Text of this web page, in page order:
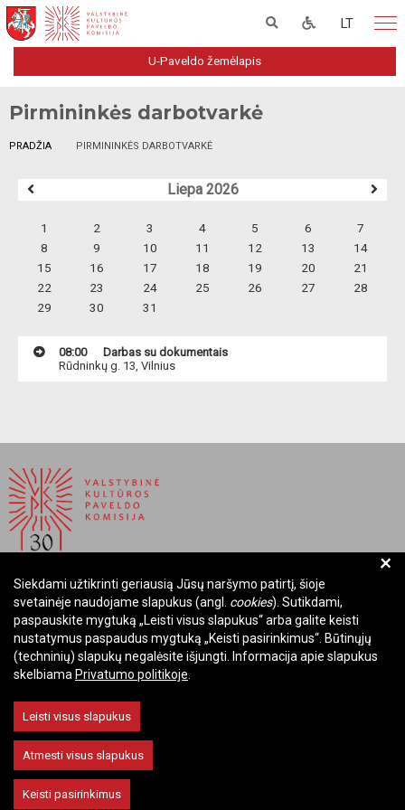
LT
U-Paveldo žemėlapis
Pirmininkės darbotvarkė
PRADŽIA PIRMININKĖS DARBOTVARKĖ
Liepa 2026
1 2 3 4 5 6
7
8
9 10 11 12 13
14
15
16 17 18 19 20
21
22
23 24 25 26 27
28
29
30 31
08:00
Darbas su dokumentais
Rūdninkų g. 13, Vilnius
BIUDŽETINĖ ĮSTAIGA LIETUVOS RESPUBLIKOS
VALSTYBINĖ KULTŪROS PAVELDO KOMISIJA
Įmonės kodas: Juridinių asmenų registre 288700520
Adresas: Rūdninkų g. 13, 01135 Vilnius
El. paštas: komisija@vkpk.lt
BENDRAUKIME
+
Siekdami užtikrinti geriausią Jūsų naršymo patirtį, šioje
svetainėje naudojame slapukus (angl. cookies). Sutikdami,
paspauskite mygtuką „Leisti visus slapukus“ arba galite keisti
nustatymus paspaudus mygtuką „Keisti pasirinkimus“. Būtinųjų
(techninių) slapukų negalėsite išjungti. Informacija apie slapukus
skelbiama Privatumo politikoje
Leisti visus slapukus
Atmesti visus slapukus
Keisti pasirinkimus